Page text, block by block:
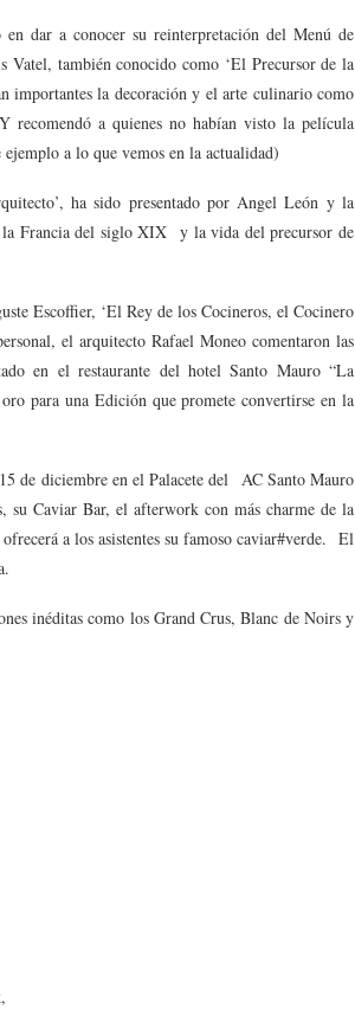
dar a conocer su reinterpretación del Menú de
también conocido como ‘El Precursor de la
importantes la decoración y el arte culinario como
recomendó a quienes no habían visto la película
a lo que vemos en la actualidad)
ha sido presentado por Angel León y la
la Francia del siglo XIX y la vida del precursor de
Escoffier, ‘El Rey de los Cocineros, el Cocinero
el arquitecto Rafael Moneo comentaron las
en el restaurante del hotel Santo Mauro “La
para una Edición que promete convertirse en la
de diciembre en el Palacete del AC Santo Mauro
su Caviar Bar, el afterwork con más charme de la
a los asistentes su famoso caviar#verde. El
inéditas como los Grand Crus, Blanc de Noirs y